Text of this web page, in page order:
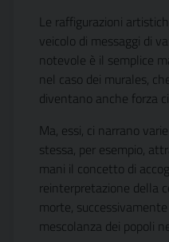
Le raffigurazioni
veicolo di messaggi di
notevole è il semplice
nel caso dei murales,
diventano anche forza
Ma, essi, ci narrano
stessa, per esempio,
mani il concetto di
reinterpretazione della
morte,
mescolanza dei popoli